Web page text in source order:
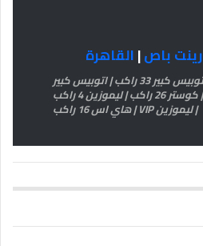
رينت باص|القاهرة
اتش وان 11 راكب | اتوبيس كبير 33 راكب | اتوبيس كبير
50 راكب | جيب سفاري | كوستر 26 راكب | ليموزين 4 راكب
| ليموزين VIP | هاي اس 16 راكب